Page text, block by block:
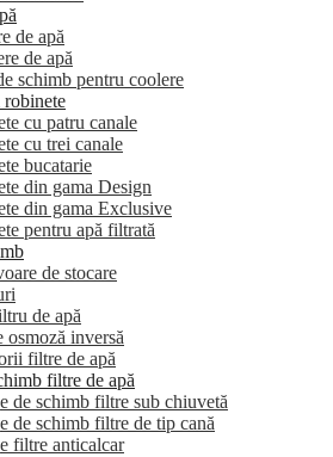
de apă
de apă
schimb pentru coolere
cu patru canale
cu trei canale
bucatarie
din gama Design
din gama Exclusive
pentru apă filtrată
de stocare
de apă
osmoză inversă
filtre de apă
filtre de apă
de schimb filtre sub chiuvetă
de schimb filtre de tip cană
filtre anticalcar